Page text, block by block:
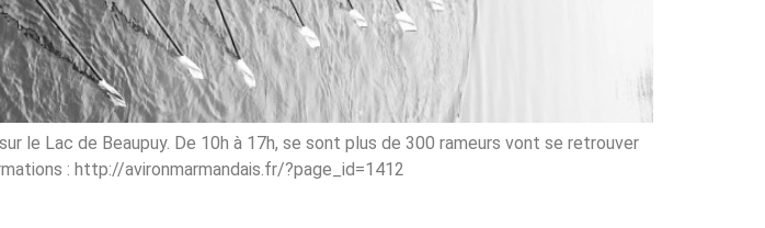
le Lac de Beaupuy. De 10h à 17h, se sont plus de 300 rameurs vont se retrouver
: http://avironmarmandais.fr/?page_id=1412